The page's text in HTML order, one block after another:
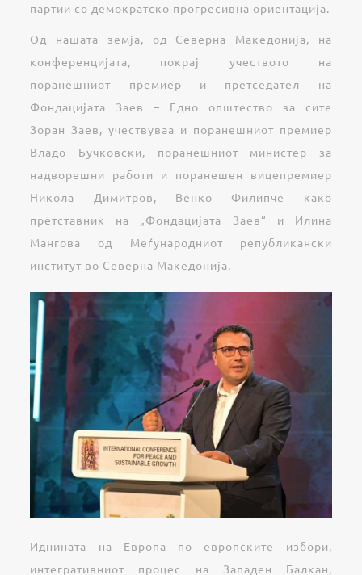
партии со демократско прогресивна ориентација.
Од нашата земја, од Северна Македонија, на
конференцијата, покрај учеството на
поранешниот премиер и претседател на
Фондацијата Заев – Едно општество за сите
Зоран Заев, учествуваа и поранешниот премиер
Владо Бучковски, поранешниот министер за
надворешни работи и поранешен вицепремиер
Никола Димитров, Венко Филипче како
претставник на „Фондацијата Заев“ и Илина
Мангова од Меѓународниот републикански
институт во Северна Македонија.
Иднината на Европа по европските избори,
интегративниот процес на Западен Балкан,